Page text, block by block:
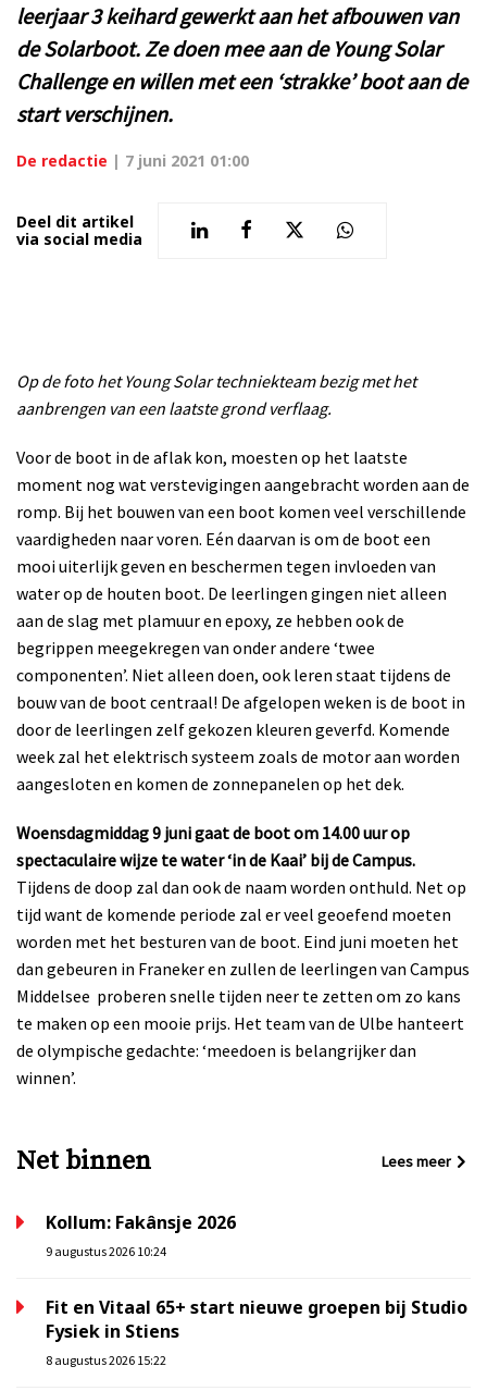
leerjaar 3 keihard gewerkt aan het afbouwen van
de Solarboot. Ze doen mee aan de Young Solar
Challenge en willen met een ‘strakke’ boot aan de
start verschijnen.
De redactie | 7 juni 2021 01:00
Deel dit artikel
via social media
Op de foto het Young Solar techniekteam bezig met het
aanbrengen van een laatste grond verflaag.
Voor de boot in de aflak kon, moesten op het laatste
moment nog wat verstevigingen aangebracht worden aan de
romp. Bij het bouwen van een boot komen veel verschillende
vaardigheden naar voren. Eén daarvan is om de boot een
mooi uiterlijk geven en beschermen tegen invloeden van
water op de houten boot. De leerlingen gingen niet alleen
aan de slag met plamuur en epoxy, ze hebben ook de
begrippen meegekregen van onder andere ‘twee
componenten’. Niet alleen doen, ook leren staat tijdens de
bouw van de boot centraal! De afgelopen weken is de boot in
door de leerlingen zelf gekozen kleuren geverfd. Komende
week zal het elektrisch systeem zoals de motor aan worden
aangesloten en komen de zonnepanelen op het dek.
Woensdagmiddag 9 juni gaat de boot om 14.00 uur op
spectaculaire wijze te water ‘in de Kaai’ bij de Campus.
Tijdens de doop zal dan ook de naam worden onthuld. Net op
tijd want de komende periode zal er veel geoefend moeten
worden met het besturen van de boot. Eind juni moeten het
dan gebeuren in Franeker en zullen de leerlingen van Campus
Middelsee proberen snelle tijden neer te zetten om zo kans
te maken op een mooie prijs. Het team van de Ulbe hanteert
de olympische gedachte: ‘meedoen is belangrijker dan
winnen’.
Net binnen Lees meer
Kollum: Fakânsje 2026
9 augustus 2026 10:24
Fit en Vitaal 65+ start nieuwe groepen bij Studio
Fysiek in Stiens
8 augustus 2026 15:22